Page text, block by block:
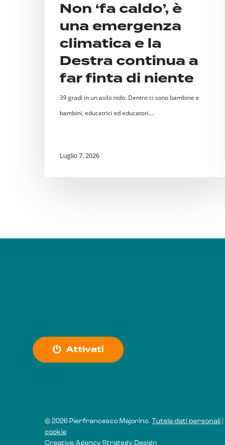
finta
niente
Non ‘fa caldo’, è
una emergenza
climatica e la
Destra continua a
far finta di niente
39 gradi in un asilo nido. Dentro ci sono bambine e
bambini, educatrici ed educatori.…
Luglio 7, 2026
Attivati
© 2026 Pierfrancesco Majorino. Tutela dati personali
cookie
Creative Agency Strategy Design